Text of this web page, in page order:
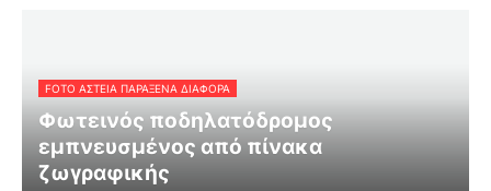
FOTO ΑΣΤΕΙΑ ΠΑΡΑΞΕΝΑ ΔΙΑΦΟΡΑ
Φωτεινός ποδηλατόδρομος
εμπνευσμένος από πίνακα
ζωγραφικής